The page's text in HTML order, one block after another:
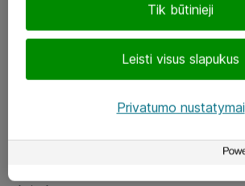
LinkedIn
Tik būtinieji
Leisti visus slapukus
Privatumo nustatymai